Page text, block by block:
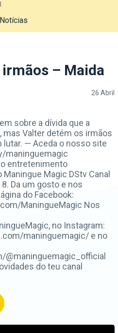
Notícias
– Maida
26 Abril
sobre a dívida que a
mas Valter detém os irmãos
lutar. — Aceda o nosso site
maninguemagic
entretenimento
Magic DStv Canal
Da um gosto e nos
do Facebook:
ManingueMagic Nos
no Instagram:
maninguemagic/ e no
do teu canal